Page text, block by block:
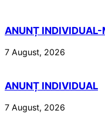
ANUNȚ
7 August, 2026
ANUNȚ INDIVIDUAL
7 August, 2026